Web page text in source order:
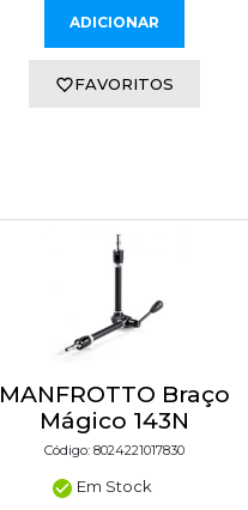
ADICIONAR
FAVORITOS
MANFROTTO Braço
Mágico 143N
Código: 8024221017830
Em Stock